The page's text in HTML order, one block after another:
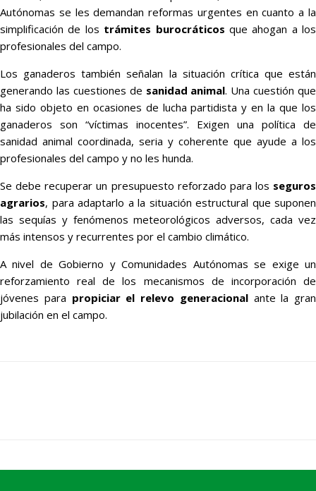
Autónomas se les demandan reformas urgentes en cuanto a la
simplificación de los trámites burocráticos que ahogan a los
profesionales del campo.
Los ganaderos también señalan la situación crítica que están
generando las cuestiones de sanidad animal. Una cuestión que
ha sido objeto en ocasiones de lucha partidista y en la que los
ganaderos son “víctimas inocentes”. Exigen una política de
sanidad animal coordinada, seria y coherente que ayude a los
profesionales del campo y no les hunda.
Se debe recuperar un presupuesto reforzado para los seguros
agrarios, para adaptarlo a la situación estructural que suponen
las sequías y fenómenos meteorológicos adversos, cada vez
más intensos y recurrentes por el cambio climático.
A nivel de Gobierno y Comunidades Autónomas se exige un
reforzamiento real de los mecanismos de incorporación de
jóvenes para propiciar el relevo generacionalante la gran
jubilación en el campo.